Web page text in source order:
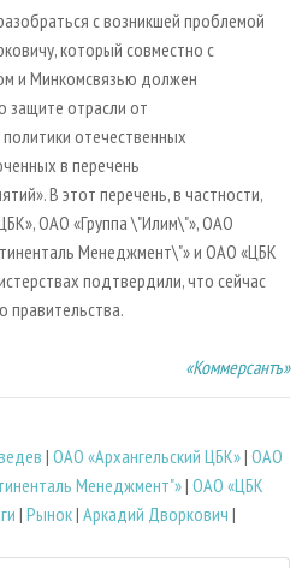
с возникшей проблемой
который совместно с
и Минкомсвязью должен
защите отрасли от
отечественных
в перечень
В этот перечень, в частности,
ОАО «Группа \"Илим\"», ОАО
Менеджмент\"» и ОАО «ЦБК
подтвердили, что сейчас
правительства.
«Коммерсантъ»
| ОАО «Архангельский ЦБК»| ОАО
Менеджмент"»| ОАО «ЦБК
| Рынок| Аркадий Дворкович |